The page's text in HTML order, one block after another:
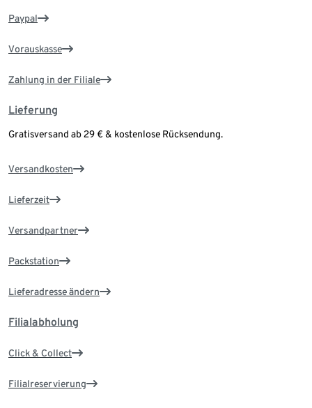
Paypal
Vorauskasse
Zahlung in der Filiale
Lieferung
Gratisversand ab 29 € & kostenlose Rücksendung.
Versandkosten
Lieferzeit
Versandpartner
Packstation
Lieferadresse ändern
Filialabholung
Click & Collect
Filialreservierung